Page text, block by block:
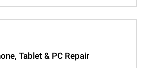
Tablet & PC Repair